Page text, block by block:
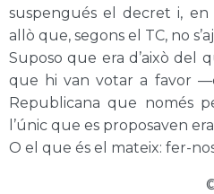
suspengués el decret i,
allò que, segons el TC, no
Suposo que era d’això del
que hi van votar a favor
Republicana que només
l’únic que es proposaven
O el que és el mateix: fer-